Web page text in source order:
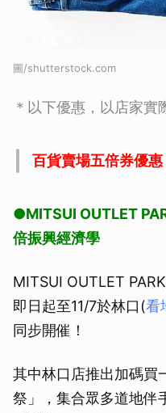
圖/shutterstock.com
＊以下優惠，以店家實
百貨賣場五倍券優惠
●MITSUI OUTLET
倍振興經濟學
MITSUI OUTLET
即日起至11/7於林口(看
同步開催！
其中林口店推出加碼買
祭」，集合眾多道地伴